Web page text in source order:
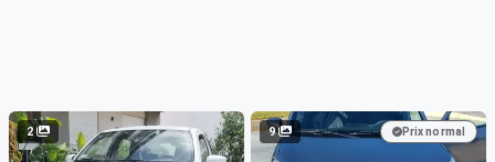
2 9 Prix normal